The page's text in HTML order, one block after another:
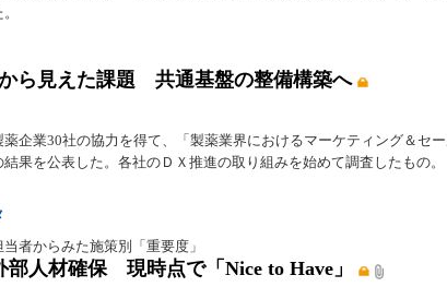
ら見えた課題 共通基盤の整備構築へ
薬企業30社の協力を得て、「製薬業界におけるマーケティング＆セ
結果を公表した。各社のＤＸ推進の取り組みを始めて調査したもの。
者からみた施策別「重要度」
部人材確保 現時点で「Nice to Have」